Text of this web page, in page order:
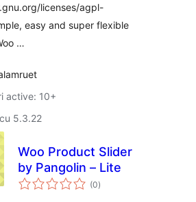
licenses/agpl-
easy and super flexible
…
active: 10+
5.3.22
Woo Product Slider
by Pangolin – Lite
(0total
aprecieri
)